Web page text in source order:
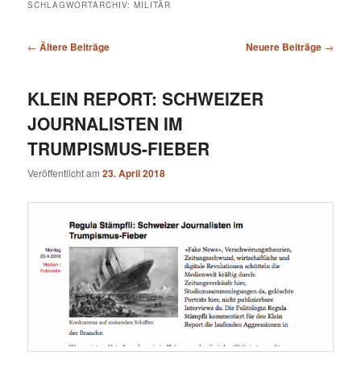
SCHLAGWORTARCHIV:MILITÄR
Beitragsnavigation
← Ältere Beiträge Neuere Beiträge →
KLEIN REPORT: SCHWEIZER
JOURNALISTEN IM
TRUMPISMUS-FIEBER
Veröffentlicht am23. April 2018